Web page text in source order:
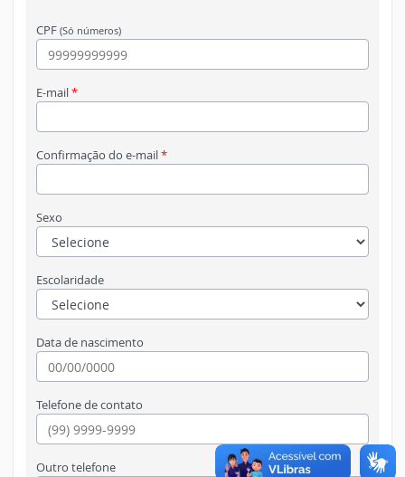
CPF (Só números)
E-mail*
Confirmação do e-mail*
Sexo
Escolaridade
Data de nascimento
Telefone de contato
Outro telefone